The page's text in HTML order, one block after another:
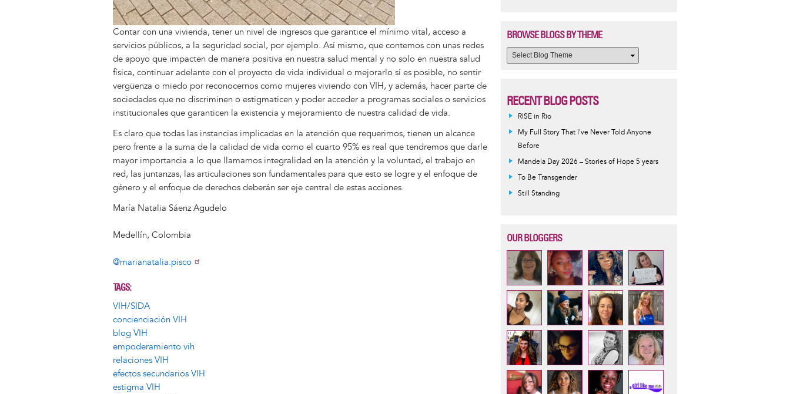
Contar con una vivienda, tener un nivel de ingresos que garantice el mínimo vital, acceso a
servicios públicos, a la seguridad social, por ejemplo. Así mismo, que contemos con unas redes
de apoyo que impacten de manera positiva en nuestra salud mental y no solo en nuestra salud
física, continuar adelante con el proyecto de vida individual o mejorarlo sí es posible, no sentir
vergüenza o miedo por reconocernos como mujeres viviendo con VIH, y además, hacer parte de
sociedades que no discriminen o estigmaticen y poder acceder a programas sociales o servicios
institucionales que garanticen la existencia y mejoramiento de nuestra calidad de vida.
Es claro que todas las instancias implicadas en la atención que requerimos, tienen un alcance
pero frente a la suma de la calidad de vida como el cuarto 95% es real que tendremos que darle
mayor importancia a lo que llamamos integralidad en la atención y la voluntad, el trabajo en
red, las juntanzas, las articulaciones son fundamentales para que esto se logre y el enfoque de
género y el enfoque de derechos deberán ser eje central de estas acciones.
María Natalia Sáenz Agudelo
Medellín, Colombia
@marianatalia.pisco
TAGS
VIH/SIDA
concienciación VIH
blog VIH
empoderamiento vih
relaciones VIH
efectos secundarios VIH
estigma VIH
BROWSE BLOGS BY THEME
RECENT BLOG POSTS
RISE in Rio
My Full Story That I've Never Told Anyone
Before
Mandela Day 2026 – Stories of Hope 5 years
To Be Transgender
Still Standing
OUR BLOGGERS